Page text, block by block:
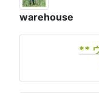
warehouse
**